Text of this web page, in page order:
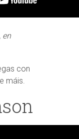
en
con
máis.